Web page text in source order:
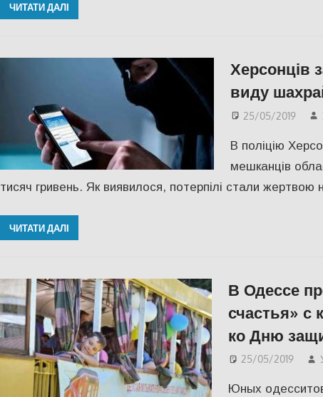
ЧИТАТИ ДАЛІ
Херсонців
виду
25/05/2019
В поліцію
мешканців
тисяч гривень. Як виявилося, потерпілі стали жертвою
ЧИТАТИ ДАЛІ
В Одессе
счастья» с
ко Дню
25/05/2019
Юных